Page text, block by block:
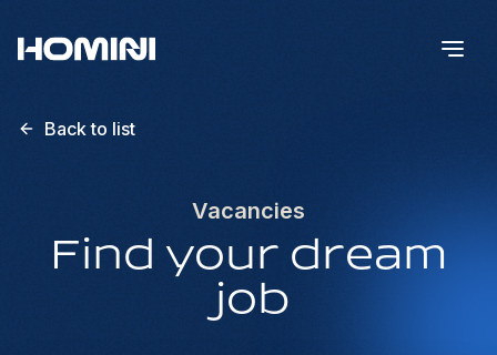
Back to list
Vacancies
Find your dream
job